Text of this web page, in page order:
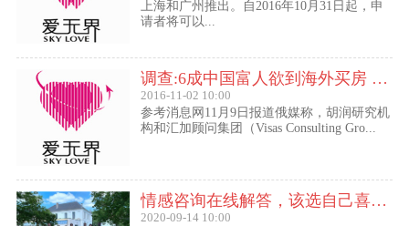
上海和广州推出。自2016年10月31日起，申
请者将可以...
调查:6成中国富人欲到海外买房 最想移民去美国
2016-11-02 10:00
参考消息网11月9日报道俄媒称，胡润研究机
构和汇加顾问集团（Visas Consulting Gro...
情感咨询在线解答，该选自己喜欢的,还是喜欢自己的？
2020-09-14 10:00